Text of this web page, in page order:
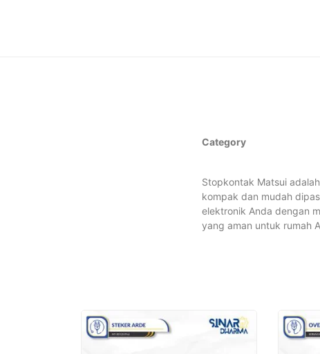
Category
Stopkontak Matsui
kompak dan mudah
elektronik Anda dengan
yang aman untuk rumah